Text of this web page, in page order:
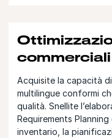
commerciali
Acquisite la capacità
multilingue conformi
qualità. Snellite
Requirements
inventario, la